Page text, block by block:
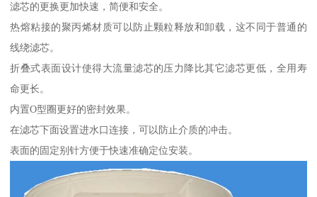
滤芯的更换更加快速，简便和安全。
热熔粘接的聚丙烯材质可以防止颗粒释放和卸载，这不同于普通的
线绕滤芯。
折叠式表面设计使得大流量滤芯的压力降比其它滤芯更低，全用寿
命更长。
内置O型圈更好的密封效果。
在滤芯下面设置进水口连接，可以防止介质的冲击。
表面的固定别针方便于快速准确定位安装。